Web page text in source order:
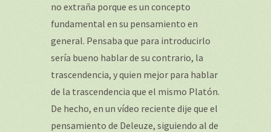
no extraña porque es un concepto
fundamental en su pensamiento en
general. Pensaba que para introducirlo
sería bueno hablar de su contrario, la
trascendencia, y quien mejor para hablar
de la trascendencia que el mismo Platón.
De hecho, en un vídeo reciente dije que el
pensamiento de Deleuze, siguiendo al de